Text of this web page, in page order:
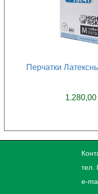
Перчатки
1.280,00
тел.
e-